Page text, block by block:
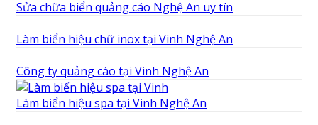
Sửa chữa biển quảng cáo Nghệ An uy tín
Làm biển hiệu chữ inox tại Vinh Nghệ An
Công ty quảng cáo tại Vinh Nghệ An
Làm biển hiệu spa tại Vinh Nghệ An